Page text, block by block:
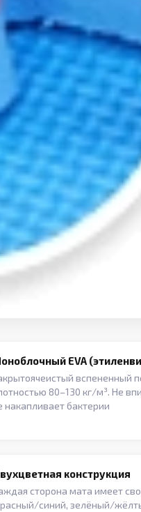
EVA
вспененный
80–130 кг/м³. Не
накапливает бактерии
конструкция
сторона мата имеет
синий, зелёный/